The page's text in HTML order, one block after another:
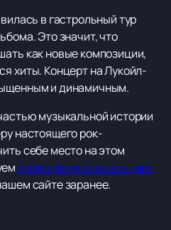
в гастрольный тур
Это значит, что
как новые композиции,
хиты. Концерт на Лукойл-
и динамичным.
музыкальной истории
настоящего рок-
себе место на этом
купить билеты на концерт
сайте заранее.